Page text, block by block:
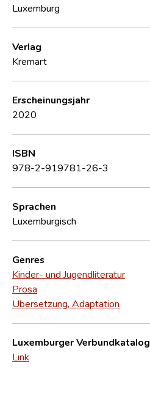
Luxemburg
Verlag
Kremart
Erscheinungsjahr
2020
ISBN
978-2-919781-26-3
Sprachen
Luxemburgisch
Genres
Kinder- und Jugendliteratur
Prosa
Übersetzung, Adaptation
Luxemburger Verbundkatalog
Link